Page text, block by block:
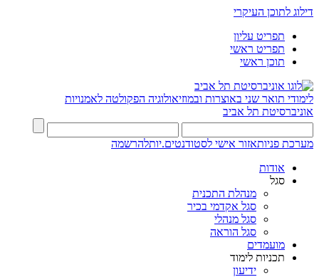
דילוג לתוכן העיקרי
תפריט עליון
תפריט ראשי
תוכן ראשי
לימודי תואר שני באוצרות ובמוזיאולוגיה הפקולטה לאמנויות
אוניברסיטת תל אביב
מערכת פניותאזור אישי לסטודנטים.יותלהרשמה
אודות
סגל
מנהלת התכנית
סגל אקדמי בכיר
סגל מנהלי
סגל הוראה
מועמדים
תכניות לימוד
ידיעון